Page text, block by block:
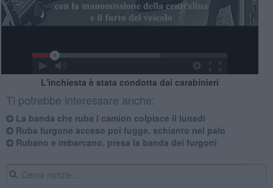
L'inchiesta è stata condotta dai carabinieri
Ti potrebbe interessare anche:
La banda che ruba i camion colpisce il lunedì
Ruba furgone acceso poi fugge, schianto nel palo
Rubano e imbarcano, presa la banda dei furgoni